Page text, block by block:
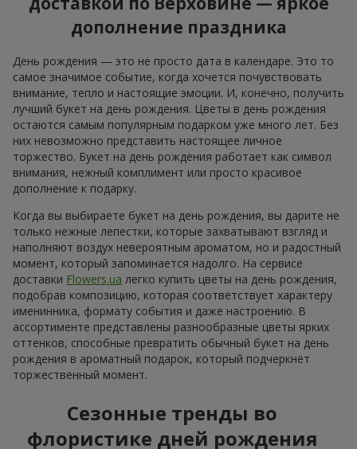
дополнение праздника
День рождения — это не просто дата в календаре. Это то
самое значимое событие, когда хочется почувствовать
внимание, тепло и настоящие эмоции. И, конечно, получить
лучший букет на день рождения. Цветы в день рождения
остаются самым популярным подарком уже много лет. Без
них невозможно представить настоящее личное
торжество. Букет на день рождения работает как символ
внимания, нежный комплимент или просто красивое
дополнение к подарку.
Когда вы выбираете букет на день рождения, вы дарите не
только нежные лепестки, которые захватывают взгляд и
наполняют воздух невероятным ароматом, но и радостный
момент, который запоминается надолго. На сервисе
доставки Flowers.ua легко купить цветы на день рождения,
подобрав композицию, которая соответствует характеру
именинника, формату события и даже настроению. В
ассортименте представлены разнообразные цветы ярких
оттенков, способные превратить обычный букет на день
рождения в ароматный подарок, который подчеркнёт
торжественный момент.
Сезонные тренды во
флористике дней рождения